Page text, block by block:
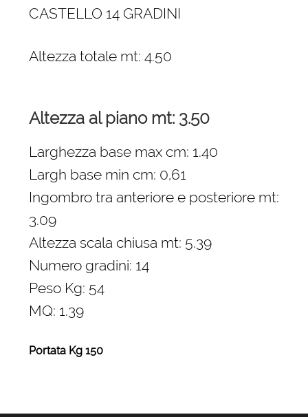
CASTELLO 14 GRADINI
Altezza totale mt: 4.50
Altezza al piano mt: 3.50
Larghezza base max cm: 1.40
Largh base min cm: 0,61
Ingombro tra anteriore e posteriore mt:
3.09
Altezza scala chiusa mt: 5.39
Numero gradini: 14
Peso Kg: 54
MQ: 1.39
Portata Kg 150